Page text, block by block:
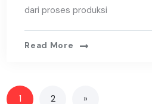
dari proses produksi
Read More
1 2 »